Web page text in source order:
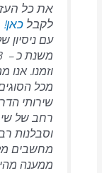
את כל
לקבלכאן!
וזמנו.
מכל הסוגים
שירותי
רחב של
וסבלנות
מחשבים
ממענה